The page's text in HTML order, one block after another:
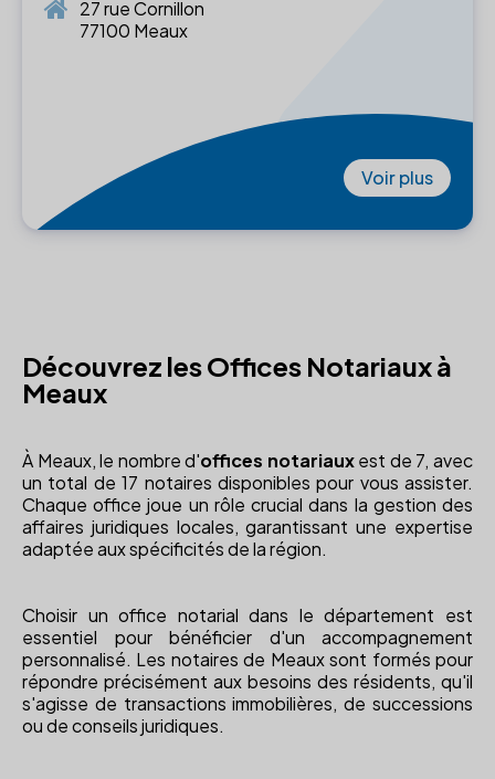
27 rue Cornillon
77100 Meaux
Voir plus
Découvrez les Offices Notariaux à
Meaux
À Meaux, le nombre d'offices notariauxest de 7, avec
un total de 17 notaires disponibles pour vous assister.
Chaque office joue un rôle crucial dans la gestion des
affaires juridiques locales, garantissant une expertise
adaptée aux spécificités de la région.
Choisir un office notarial dans le département est
essentiel pour bénéficier d'un accompagnement
personnalisé. Les notaires de Meaux sont formés pour
répondre précisément aux besoins des résidents, qu'il
s'agisse de transactions immobilières, de successions
ou de conseils juridiques.